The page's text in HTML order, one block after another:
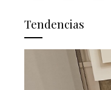
Tendencias